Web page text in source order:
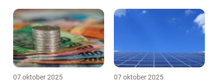
07 oktober 2025 07 oktober 2025